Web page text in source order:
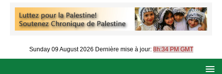
Sunday 09 August 2026 Dernière mise à jour: 8h:34 PM GMT